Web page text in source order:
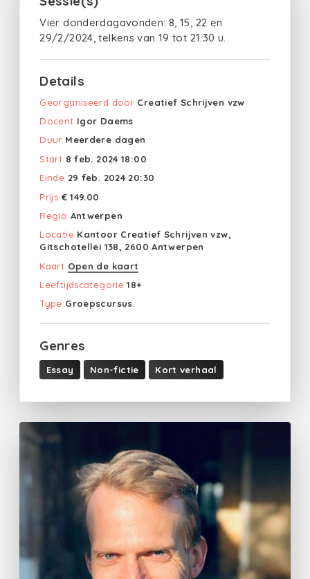
Vier donderdagavonden: 8, 15, 22 en
29/2/2024, telkens van 19 tot 21.30 u.
Details
Georganiseerd door Creatief Schrijven vzw
Docent Igor Daems
Duur Meerdere dagen
Start 8 feb. 2024 18:00
Einde 29 feb. 2024 20:30
Prijs € 149.00
Regio Antwerpen
Locatie Kantoor Creatief Schrijven vzw,
Gitschotellei 138, 2600 Antwerpen
Kaart Open de kaart
Leeftijdscategorie 18+
Type Groepscursus
Genres
Essay Non-fictie Kort verhaal